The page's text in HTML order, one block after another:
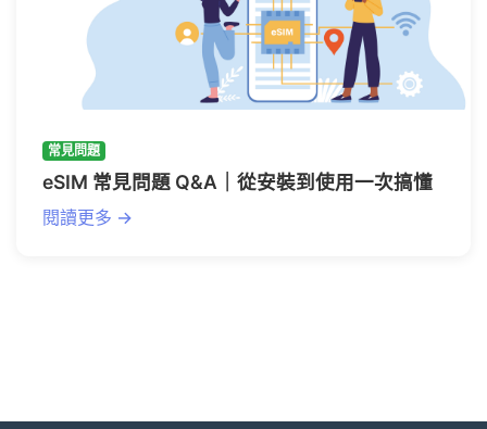
常見問題
eSIM 常見問題 Q&A｜從安裝到使用一次搞懂
閱讀更多 →